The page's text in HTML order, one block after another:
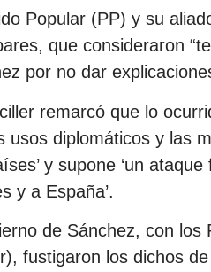
Popular (PP) y su
que consideraron
por no dar
remarcó que lo
usos diplomáticos y las
y supone ‘un
y a España’.
de Sánchez, con los
fustigaron los dichos